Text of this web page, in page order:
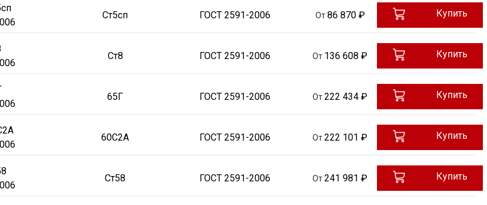
Ст5сп ГОСТ 2591-2006 От86 870 ₽ Купить
Ст8 ГОСТ 2591-2006 От 136 608 ₽ Купить
65Г ГОСТ 2591-2006 От 222 434 ₽ Купить
60С2А ГОСТ 2591-2006 От 222 101 ₽ Купить
Ст58 ГОСТ 2591-2006 От 241 981 ₽ Купить